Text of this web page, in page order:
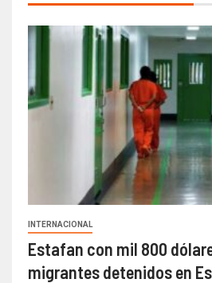
INTERNACIONAL
Estafan con mil 800
migrantes detenidos en